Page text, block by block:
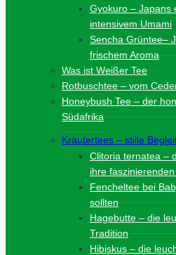
Gyokuro – Japans
intensivem Umami
Sencha Grüntee–
frischem Aroma
Was ist Weißer Tee
Rotbuschtee – vom
Honeybush Tee – der
Südafrika
Kräutertees – stille
Clitoria ternatea –
ihre
Fencheltee bei
sollten
Hagebutte – die
Tradition
Hibiskus – die